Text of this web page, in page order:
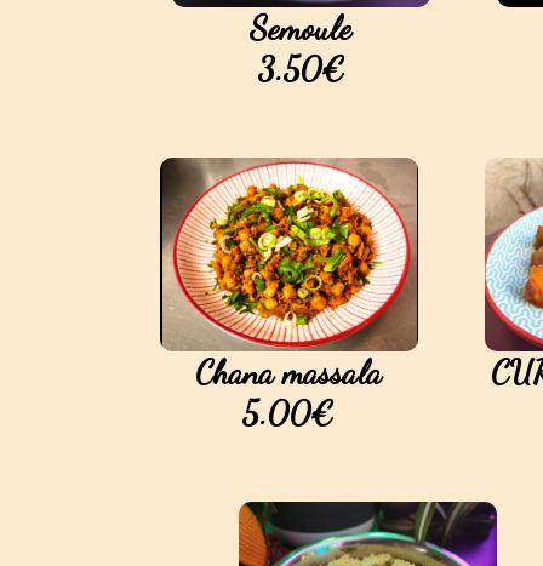
Semoule
3.50€
Chana massala
5.00€